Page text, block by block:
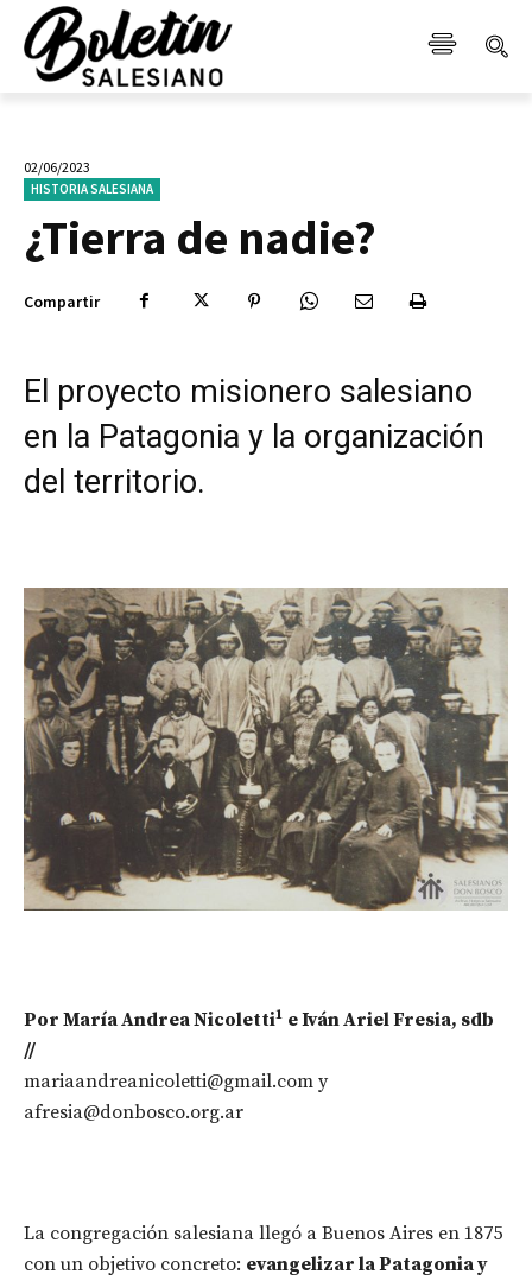
02/06/2023
HISTORIA SALESIANA
¿Tierra de nadie?
Compartir
El proyecto misionero salesiano
en la Patagonia y la organización
del territorio.
Por María Andrea Nicoletti1 e Iván Ariel Fresia, sdb
//
mariaandreanicoletti@gmail.com y
afresia@donbosco.org.ar
La congregación salesiana llegó a Buenos Aires en 1875
con un objetivo concreto: evangelizar la Patagonia y